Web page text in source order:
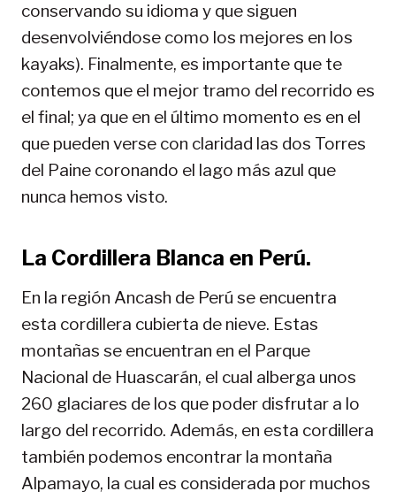
conservando su idioma y que siguen
desenvolviéndose como los mejores en los
kayaks). Finalmente, es importante que te
contemos que el mejor tramo del recorrido es
el final; ya que en el último momento es en el
que pueden verse con claridad las dos Torres
del Paine coronando el lago más azul que
nunca hemos visto.
La Cordillera Blanca en Perú.
En la región Ancash de Perú se encuentra
esta cordillera cubierta de nieve. Estas
montañas se encuentran en el Parque
Nacional de Huascarán, el cual alberga unos
260 glaciares de los que poder disfrutar a lo
largo del recorrido. Además, en esta cordillera
también podemos encontrar la montaña
Alpamayo, la cual es considerada por muchos